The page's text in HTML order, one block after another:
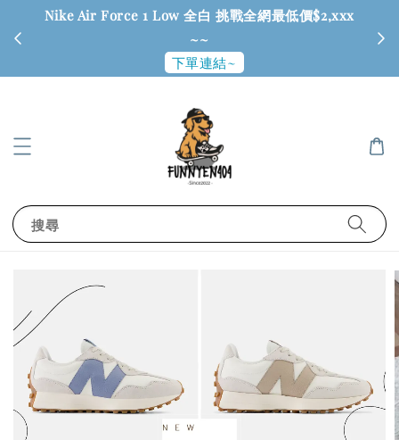
Nike Air Force 1 Low 全白 挑戰全網最低價$2,xxx
~~
下單連結~
搜尋